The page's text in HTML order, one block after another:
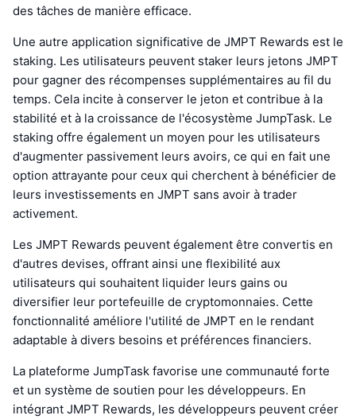
des tâches de manière efficace.
Une autre application significative de JMPT Rewards est le
staking. Les utilisateurs peuvent staker leurs jetons JMPT
pour gagner des récompenses supplémentaires au fil du
temps. Cela incite à conserver le jeton et contribue à la
stabilité et à la croissance de l'écosystème JumpTask. Le
staking offre également un moyen pour les utilisateurs
d'augmenter passivement leurs avoirs, ce qui en fait une
option attrayante pour ceux qui cherchent à bénéficier de
leurs investissements en JMPT sans avoir à trader
activement.
Les JMPT Rewards peuvent également être convertis en
d'autres devises, offrant ainsi une flexibilité aux
utilisateurs qui souhaitent liquider leurs gains ou
diversifier leur portefeuille de cryptomonnaies. Cette
fonctionnalité améliore l'utilité de JMPT en le rendant
adaptable à divers besoins et préférences financiers.
La plateforme JumpTask favorise une communauté forte
et un système de soutien pour les développeurs. En
intégrant JMPT Rewards, les développeurs peuvent créer